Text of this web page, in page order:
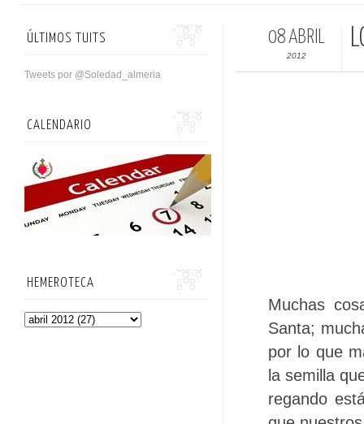
08 ABRIL
2012
Muchas
Santa;
por lo que
la semilla
regando
ÚLTIMOS TUITS
Tweets por @Soledad_almeria
CALENDARIO
HEMEROTECA